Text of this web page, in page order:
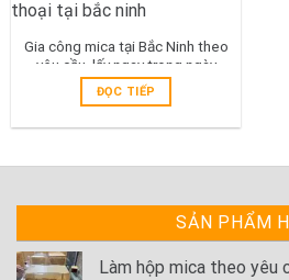
Gia công mica tại Bắc Ninh theo
yêu cầu, lấy ngay trong ngày
ĐỌC TIẾP
SẢN PHẨM
Làm hộp mica theo yêu